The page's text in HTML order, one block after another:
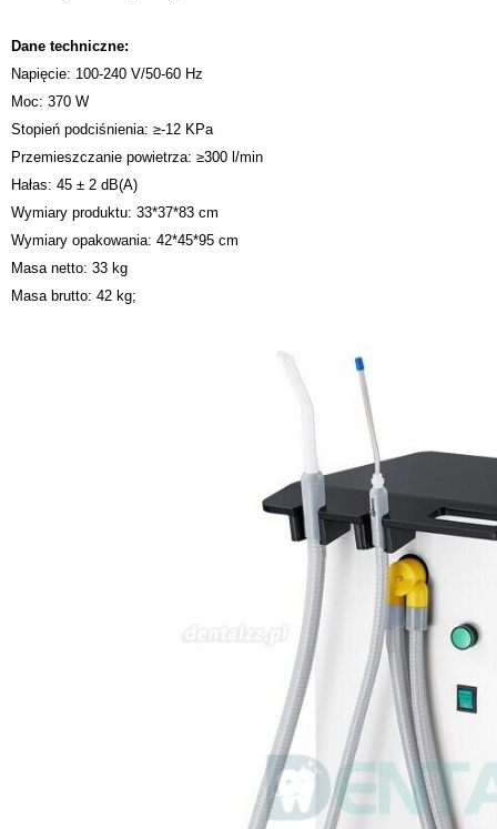
Dane techniczne:
Napięcie: 100-240 V/50-60 Hz
Moc: 370 W
Stopień podciśnienia: ≥-12 KPa
Przemieszczanie powietrza: ≥300 l/min
Hałas: 45 ± 2 dB(A)
Wymiary produktu: 33*37*83 cm
Wymiary opakowania: 42*45*95 cm
Masa netto: 33 kg
Masa brutto: 42 kg;